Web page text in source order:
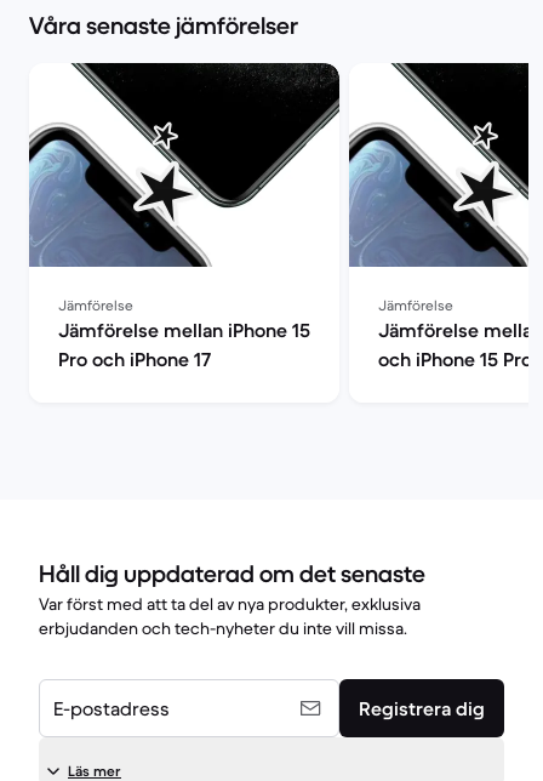
Våra senaste jämförelser
Jämförelse
Jämförelse mellan iPhone 15
Pro och iPhone 17
Jämförelse
Jämförelse mellan
och iPhone 15 Pro
Håll dig uppdaterad om det senaste
Var först med att ta del av nya produkter, exklusiva
erbjudanden och tech-nyheter du inte vill missa.
E-postadress Registrera dig
Läs mer